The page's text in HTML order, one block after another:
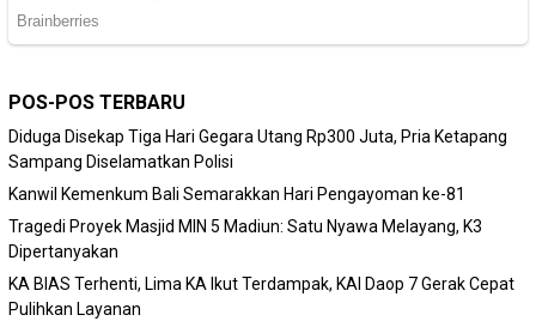
POS-POS TERBARU
Diduga Disekap Tiga Hari Gegara Utang Rp300 Juta, Pria Ketapang
Sampang Diselamatkan Polisi
Kanwil Kemenkum Bali Semarakkan Hari Pengayoman ke-81
Tragedi Proyek Masjid MIN 5 Madiun: Satu Nyawa Melayang, K3
Dipertanyakan
KA BIAS Terhenti, Lima KA Ikut Terdampak, KAI Daop 7 Gerak Cepat
Pulihkan Layanan